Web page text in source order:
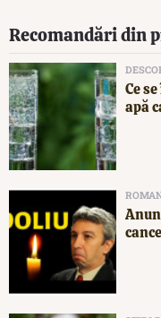
Recomandări din
Ce
apă